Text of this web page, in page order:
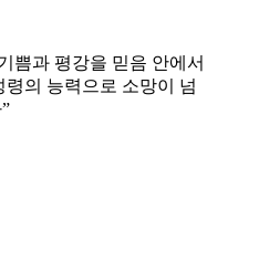
쁨과 평강을 믿음 안에서
의 능력으로 소망이 넘
”